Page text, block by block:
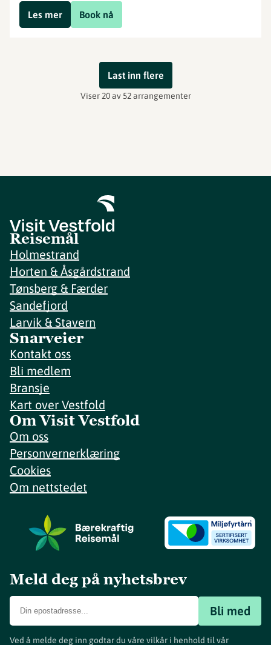
Book nå
Les mer
Last inn flere
Viser 20 av 52 arrangementer
Reisemål
Holmestrand
Horten & Åsgårdstrand
Tønsberg & Færder
Sandefjord
Larvik & Stavern
Snarveier
Kontakt oss
Bli medlem
Bransje
Kart over Vestfold
Om Visit Vestfold
Om oss
Personvernerklæring
Cookies
Om nettstedet
Meld deg på nyhetsbrev
Bli med
Ved å melde deg inn godtar du våre vilkår i henhold til vår